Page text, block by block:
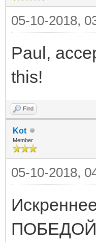
05-10-2018,
Paul,
this!
Find
Kot
Member
05-10-2018,
ПОБЕДОЙ